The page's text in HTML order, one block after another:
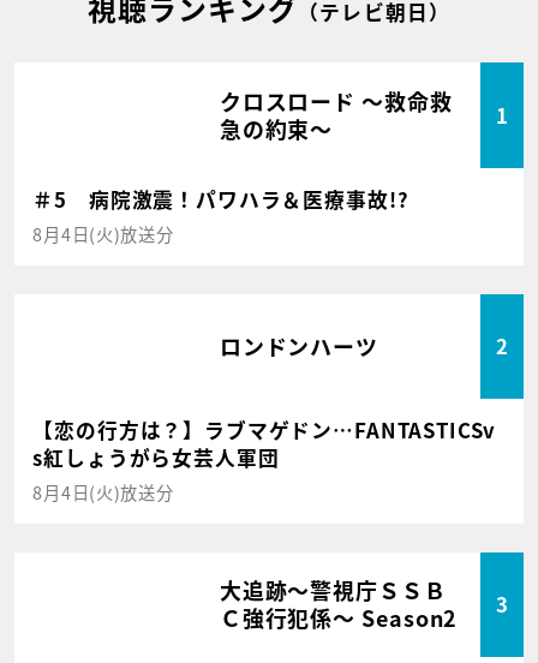
（テレビ朝日）
クロスロード ～救命救
急の約束～
1
＃5 病院激震！パワハラ＆医療事故!?
8月4日(火)放送分
ロンドンハーツ 2
【恋の行方は？】ラブマゲドン…FANTASTICSv
s紅しょうがら女芸人軍団
8月4日(火)放送分
大追跡～警視庁ＳＳＢ
Ｃ強行犯係～ Season2
3